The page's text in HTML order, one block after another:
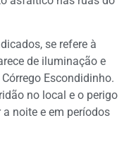
se refere à
de iluminação e
Escondidinho.
no local e o perigo
noite e em períodos